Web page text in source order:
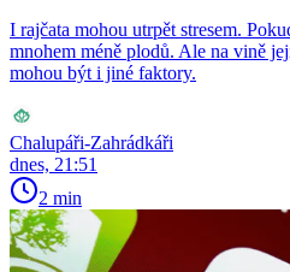
I rajčata mohou utrpět stresem.
mnohem méně plodů. Ale na vině
mohou být i jiné faktory.
Chalupáři-Zahrádkáři
dnes, 21:51
2 min